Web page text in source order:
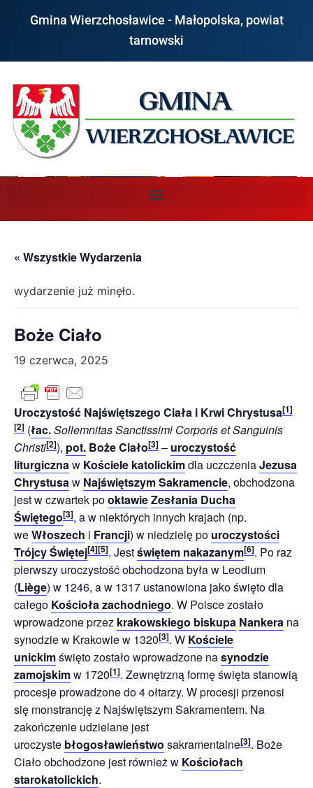
Gmina Wierzchosławice - Małopolska, powiat
tarnowski
« Wszystkie Wydarzenia
wydarzenie już minęło.
Boże Ciało
19 czerwca, 2025
Uroczystość Najświętszego Ciała i Krwi Chrystusa[1]
[2] (łac.Sollemnitas Sanctissimi Corporis et Sanguinis
Christi[2]), pot. Boże Ciało[3] – uroczystość
liturgicznaw Kościele katolickimdla uczczeniaJezusa
Chrystusaw Najświętszym Sakramencie, obchodzona
jest w czwartek pooktawieZesłania Ducha
Świętego[3], a w niektórych innych krajach (np.
weWłoszech i Francji) w niedzielę po uroczystości
Trójcy Świętej[4][5]. Jestświętem nakazanym[6]. Po raz
pierwszy uroczystość obchodzona była w Leodium
(Liège) w 1246, a w 1317 ustanowiona jako święto dla
całego Kościoła zachodniego. W Polsce zostało
wprowadzone przez krakowskiego biskupa Nankera na
synodzie w Krakowie w 1320[3]. W Kościele
unickimświęto zostało wprowadzone nasynodzie
zamojskimw 1720[1]. Zewnętrzną formę święta stanowią
procesje prowadzone do 4 ołtarzy. W procesji przenosi
się monstrancję z Najświętszym Sakramentem. Na
zakończenie udzielane jest
uroczyste błogosławieństwo sakramentalne[3]. Boże
Ciało obchodzone jest również w Kościołach
starokatolickich.